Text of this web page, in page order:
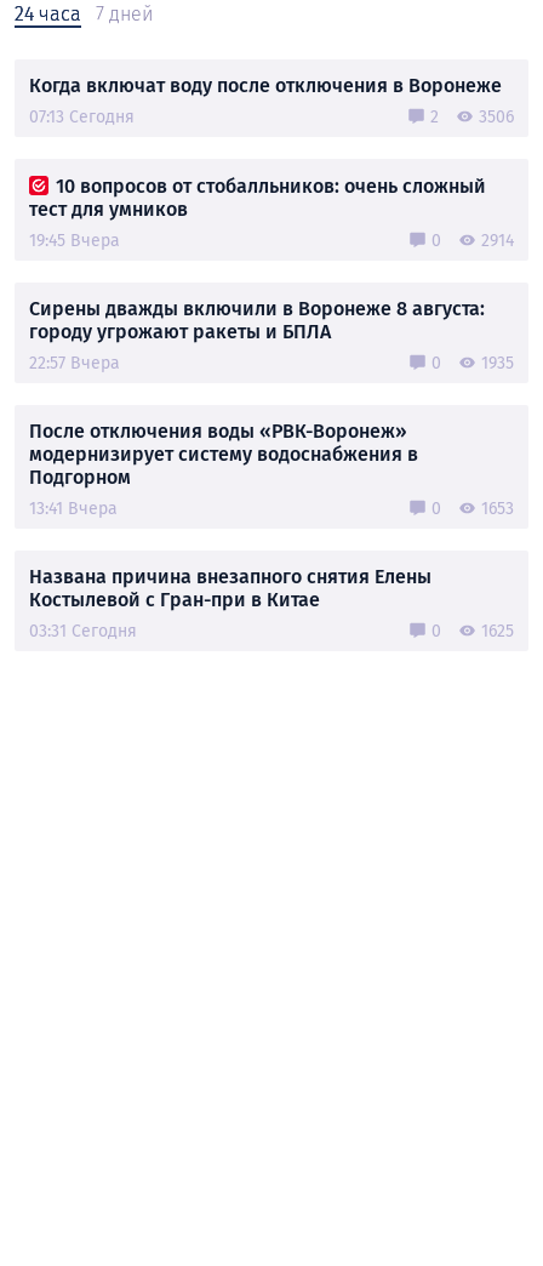
24 часа 7 дней
Когда включат воду после отключения в Воронеже
07:13 Сегодня 2 3506
10 вопросов от стобалльников: очень сложный
тест для умников
19:45 Вчера 0 2914
Сирены дважды включили в Воронеже 8 августа:
городу угрожают ракеты и БПЛА
22:57 Вчера 0 1935
После отключения воды «РВК-Воронеж»
модернизирует систему водоснабжения в
Подгорном
13:41 Вчера 0 1653
Названа причина внезапного снятия Елены
Костылевой с Гран-при в Китае
03:31 Сегодня 0 1625